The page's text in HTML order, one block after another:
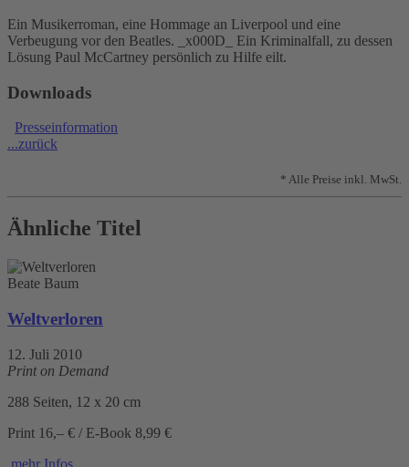
Ein Musikerroman, eine Hommage an Liverpool und eine
Verbeugung vor den Beatles. _x000D_ Ein Kriminalfall, zu dessen
Lösung Paul McCartney persönlich zu Hilfe eilt.
Downloads
Presseinformation
...zurück
* Alle Preise inkl. MwSt.
Ähnliche Titel
Beate Baum
Weltverloren
12. Juli 2010
Print on Demand
288 Seiten, 12 x 20 cm
Print 16,– € / E-Book 8,99 €
mehr Infos …